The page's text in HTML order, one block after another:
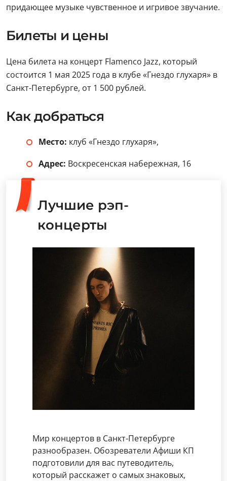
придающее музыке чувственное и игривое звучание.
Билеты и цены
Цена билета на концерт Flamenco Jazz, который
состоится 1 мая 2025 года в клубе «Гнездо глухаря» в
Санкт-Петербурге, от 1 500 рублей.
Как добраться
Место: клуб «Гнездо глухаря»,
Адрес: Воскресенская набережная, 16
Лучшие рэп-
концерты
Мир концертов в Санкт-Петербурге
разнообразен. Обозреватели Афиши КП
подготовили для вас путеводитель,
который расскажет о самых знаковых,